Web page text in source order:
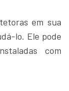
em sua
lo. Ele pode
com